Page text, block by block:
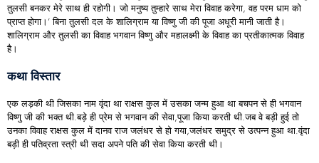
तुलसी बनकर मेरे साथ ही रहोगी। जो मनुष्य तुम्हारे साथ मेरा विवाह करेगा, वह परम धाम को
प्राप्त होगा।’ बिना तुलसी दल के शालिग्राम या विष्णु जी की पूजा अधूरी मानी जाती है।
शालिग्राम और तुलसी का विवाह भगवान विष्णु और महालक्ष्मी के विवाह का प्रतीकात्मक विवाह
है।
कथा विस्तार
एक लड़की थी जिसका नाम वृंदा था राक्षस कुल में उसका जन्म हुआ था बचपन से ही भगवान
विष्णु जी की भक्त थी.बड़े ही प्रेम से भगवान की सेवा,पूजा किया करती थी.जब वे बड़ी हुई तो
उनका विवाह राक्षस कुल में दानव राज जलंधर से हो गया,जलंधर समुद्र से उत्पन्न हुआ था.वृंदा
बड़ी ही पतिव्रता स्त्री थी सदा अपने पति की सेवा किया करती थी।